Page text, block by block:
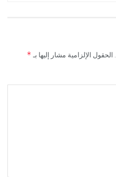
الحقول الإلزامية مشار إليها بـ *